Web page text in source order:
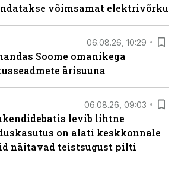
võimsamat elektrivõrku
06.08.26, 10:29
Soome omanikega
ärisuuna
06.08.26, 09:03
levib lihtne
on alati keskkonnale
näitavad teistsugust pilti